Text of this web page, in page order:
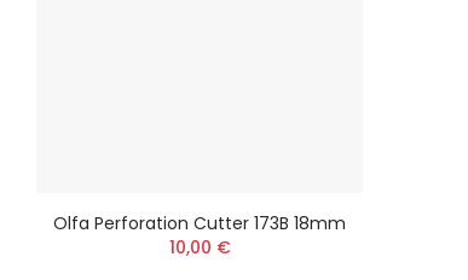
Olfa Perforation Cutter 173B 18mm
10,00 €